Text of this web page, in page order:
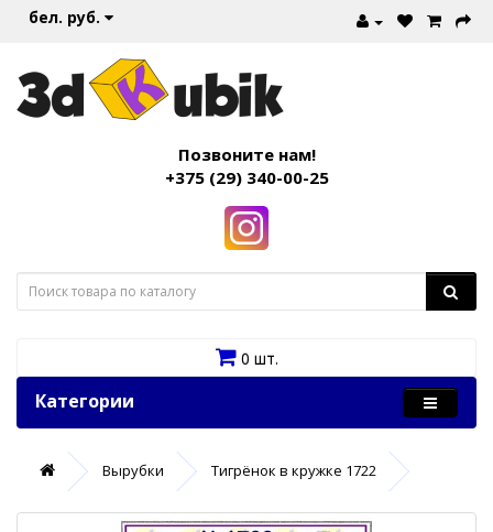
бел. руб.
Позвоните нам!
+375 (29) 340-00-25
0 шт.
Категории
Вырубки Тигрёнок в кружке 1722